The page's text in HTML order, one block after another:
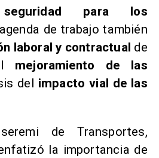
para los
de trabajo también
laboral y contractual de
mejoramiento de las
del impacto vial de las
de Transportes,
la importancia de